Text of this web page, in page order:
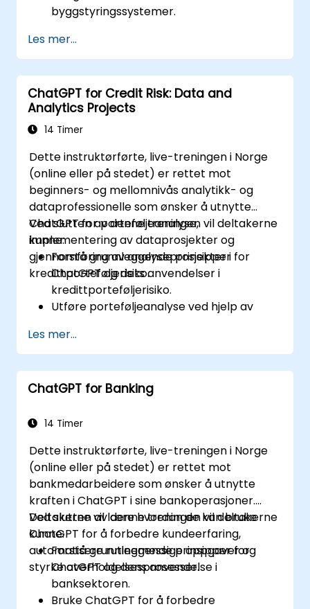
byggstyringssystemer.
HVAC og brannsikkerhetssystemer ved
hjelp av ChatGPT.
Utvikle og implementere tilpassede
automatiseringsskript.
Overvåke og styre byggsystemer ved
hjelp av AI-drevne innsikter.
Les mer...
ChatGPT for Credit Risk: Data and
Analytics Projects
14 Timer
Dette instruktørførte, live-treningen i Norge
(online eller på stedet) er rettet mot
beginners- og mellomnivås analytikk- og
dataprofessionelle som ønsker å utnytte
ChatGPT for porteføljeanalyse,
implementering av dataprosjekter og
gjennomføring av analyseprosjekter i
kredittporteføljerisiko.
Ved slutten av denne treningen vil deltakerne
kunne:
Forstå grunnleggende prinsipper for
ChatGPT og dets anvendelser i
kredittporteføljerisiko.
Utføre porteføljeanalyse ved hjelp av
Implementere data- og
analyseprosjekter med ChatGPT-
assistans.
Optimalisere beslutningsprosesser ved
kredittporteføljerisikovurderingsarbeidet.
ChatGPT i risikostyringstrategier.
Les mer...
ChatGPT for Banking
14 Timer
Dette instruktørførte, live-treningen i Norge
(online eller på stedet) er rettet mot
bankmedarbeidere som ønsker å utnytte
kraften i ChatGPT i sine bankoperasjoner.
Deltakerne vil lære hvordan de kan bruke
ChatGPT for å forbedre kundeerfaring,
automatisere rutinemessige oppgaver og
styrke overholdelsesprosesser.
Ved slutten av denne treningen vil deltakerne
kunne:
Forstå grunnleggende prinsipper for
ChatGPT og dens anvendelse i
banksektoren.
Bruke ChatGPT for å forbedre